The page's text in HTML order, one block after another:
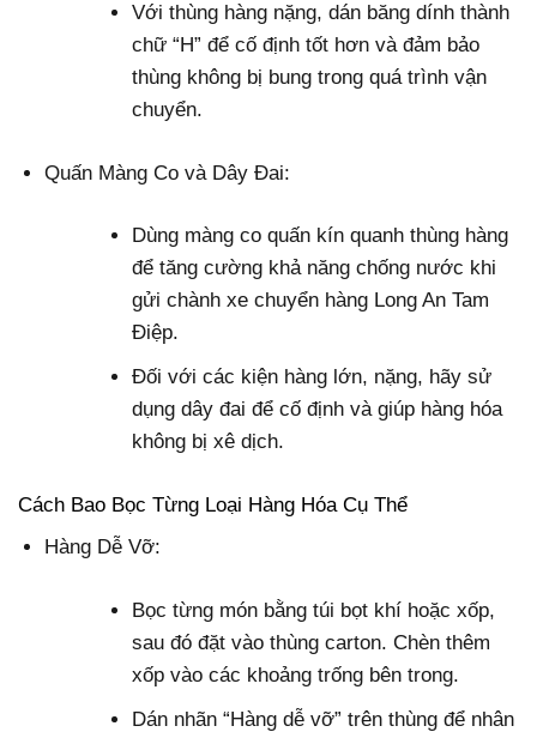
Với thùng hàng nặng, dán băng dính thành
chữ “H” để cố định tốt hơn và đảm bảo
thùng không bị bung trong quá trình vận
chuyển.
Quấn Màng Co và Dây Đai:
Dùng màng co quấn kín quanh thùng hàng
để tăng cường khả năng chống nước khi
gửi chành xe chuyển hàng Long An Tam
Điệp.
Đối với các kiện hàng lớn, nặng, hãy sử
dụng dây đai để cố định và giúp hàng hóa
không bị xê dịch.
Cách Bao Bọc Từng Loại Hàng Hóa Cụ Thể
Hàng Dễ Vỡ:
Bọc từng món bằng túi bọt khí hoặc xốp,
sau đó đặt vào thùng carton. Chèn thêm
xốp vào các khoảng trống bên trong.
Dán nhãn “Hàng dễ vỡ” trên thùng để nhân